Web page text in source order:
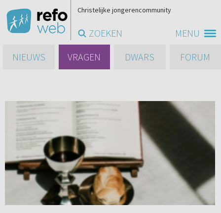
MENU
Christelijke jongerencommunity
ZOEKEN
NIEUWS
VRAGEN DWARS FORUM